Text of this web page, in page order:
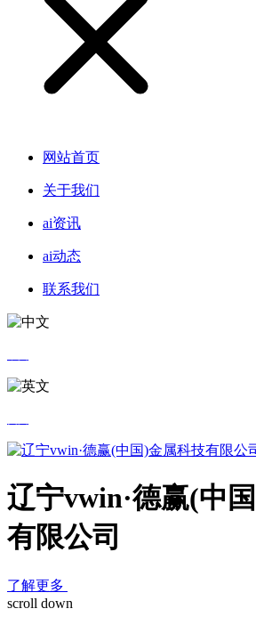
网站首页
关于我们
ai资讯
ai动态
联系我们
辽宁vwin·德赢(中
有限公司
了解更多
scroll down